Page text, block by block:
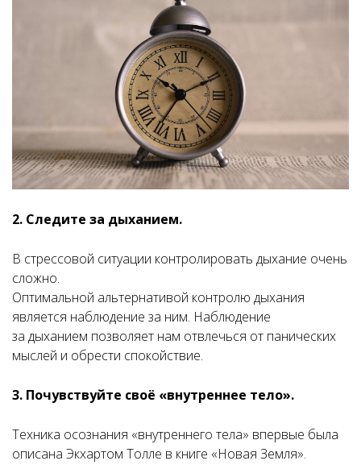
2. Следите за дыханием.
В стрессовой ситуации контролировать дыхание очень
сложно.
Оптимальной альтернативой контролю дыхания
является наблюдение за ним. Наблюдение
за дыханием позволяет нам отвлечься от панических
мыслей и обрести спокойствие.
3. Почувствуйте своё «внутреннее тело».
Техника осознания «внутреннего тела» впервые была
описана Экхартом Толле в книге «Новая Земля».